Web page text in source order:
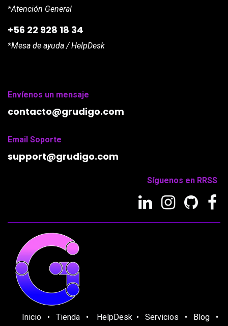
*Atención General
+56 22 928 18 34
*Mesa de ayuda / HelpDesk
Envíenos un mensaje
contacto@grudigo.com
Email Soporte
support@grudigo.com
Síguenos en RRSS
Inicio • Tienda • HelpDesk • Servicios • Blog •